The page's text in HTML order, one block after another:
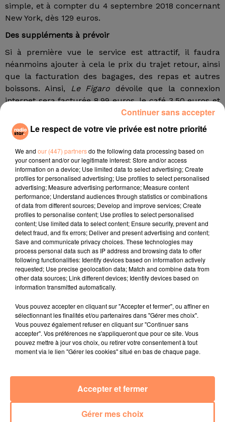
simple, et à compter du 4 septembre 2018 concernant
New York, dès 129 euros.
Des suppléments à prévoir
Si à première vue le service est attractif, il faudra
néanmoins ajouter à cela le prix du trajet retour, ainsi
que la facturation des bagages, des repas et autres
boissons. Ainsi,
Le Figaro dévoile que la connexion
internet sera facturée 8,99 euros, le café 3,50 euros et
le gin tonic 6,50 euros. Concernant les repas chauds
avec boissons, l'offre complète coûtera 35 euros.
Quant à l’enregistrement de bagage, il reviendra à au
moins 40 euros.
Une première année très encourageante
Lancée en juin 2017 à Barcelone avec quatre
destinations proposées aux clients, à savoir Los
Angeles, Buenos Aires, Punta Cana et San Francisco,
Level présente un bilan très positif pour sa première
d'année d'activité, avec un taux de remplissage sur
chaque vol de près de 100%.
fil actus
4 juillet 2022
Radio Star Live avec Dadju
27 juin 2022
Marseille : une application pour mettre en
relation extras et...
jusqu'au bout de la nuit !
10 mai 2022
Toulon : des quais électrifiés pour 2023 !
Le respect de votre vie privée est notre priorité
We and our (447) partnersdo the following data processing based on
your consent and/or our legitimate interest: Store and/or access
information on a device; Use limited data to select advertising; Create
profiles for personalised advertising; Use profiles to select personalised
advertising; Measure advertising performance; Measure content
performance; Understand audiences through statistics or combinations
of data from different sources; Develop and improve services; Create
profiles to personalise content; Use profiles to select personalised
content; Use limited data to select content; Ensure security, prevent and
detect fraud, and fix errors; Deliver and present advertising and content;
Save and communicate privacy choices. These technologies may
process personal data such as IP address and browsing data to offer
following functionalities: Identify devices based on information actively
requested; Use precise geolocation data; Match and combine data from
other data sources; Link different devices; Identify devices based on
information transmitted automatically.
Vous pouvez accepter en cliquant sur "Accepter et fermer", ou affiner en
sélectionnant les finalités et/ou partenaires dans "Gérer mes choix".
Vous pouvez également refuser en cliquant sur "Continuer sans
accepter". Vos préférences ne s'appliqueront que pour ce site. Vous
pouvez mettre à jour vos choix, ou retirer votre consentement à tout
moment via le lien "Gérer les cookies" situé en bas de chaque page.
Gérer mes choix
Accepter et fermer
Continuer sans accepter